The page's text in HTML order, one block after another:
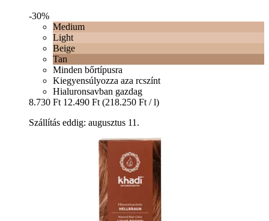
-30%
Medium
Light
Beige
Tan
Minden bőrtípusra
Kiegyensúlyozza aza rcszínt
Hialuronsavban gazdag
8.730 Ft 12.490 Ft (218.250 Ft / l)
Szállítás eddig: augusztus 11.